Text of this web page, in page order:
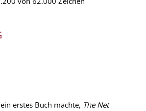
erstes Buch machte, The Net